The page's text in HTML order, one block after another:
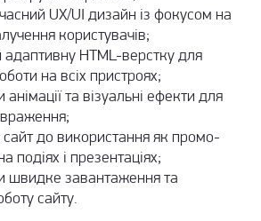
UX/UI дизайн із фокусом на
користувачів;
адаптивну HTML-верстку для
на всіх пристроях;
анімації та візуальні ефекти для
сайт до використання як промо-
подіях і презентаціях;
швидке завантаження та
сайту.